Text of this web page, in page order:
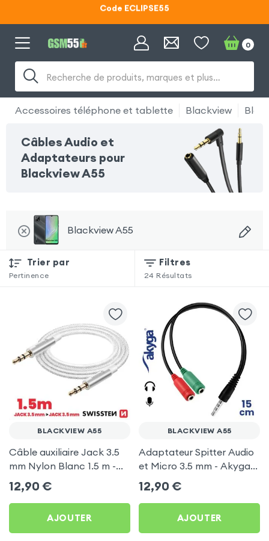
Lunettes d'éclipse OFFERTES
Code ECLIPSE55
Recherche de produits, marques et plus…
0
Accessoires téléphone et tablette Blackview
Câbles Audio et
Adaptateurs pour
Blackview A55
Blackview A55
Trier par
Pertinence
Filtres
24 Résultats
BLACKVIEW A55
Câble auxiliaire Jack 3.5
mm Nylon Blanc 1.5 m -
Swissten pour Blackview
A55
12,90 €
AJOUTER
BLACKVIEW A55
Adaptateur Spitter Audio
et Micro 3.5 mm - Akyga
pour Blackview A55
12,90 €
AJOUTER